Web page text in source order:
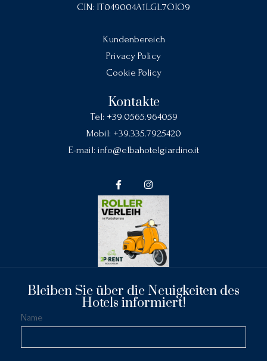
CIN: IT049004A1LGL7OIO9
Kundenbereich
Privacy Policy
Cookie Policy
Kontakte
Tel: +39.0565.964059
Mobil: +39.335.7925420
E-mail: info@elbahotelgiardino.it
Bleiben Sie über die Neuigkeiten des
Hotels informiert!
Name